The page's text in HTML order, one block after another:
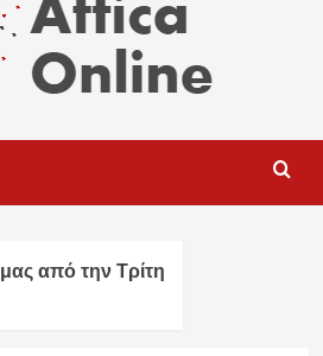
από την Τρίτη